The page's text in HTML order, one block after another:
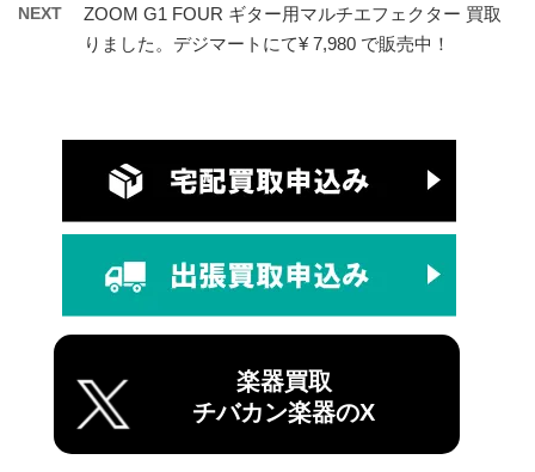
NEXT
ZOOM G1 FOUR ギター用マルチエフェクター 買取
りました。デジマートにて¥ 7,980 で販売中！
楽器買取
チバカン楽器のX